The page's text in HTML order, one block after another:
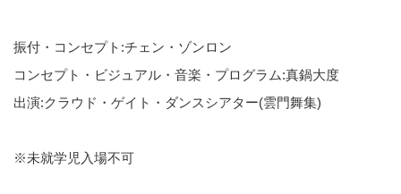
振付・コンセプト:チェン・ゾンロン
コンセプト・ビジュアル・音楽・プログラム:真鍋大度
出演:クラウド・ゲイト・ダンスシアター(雲門舞集)
※未就学児入場不可